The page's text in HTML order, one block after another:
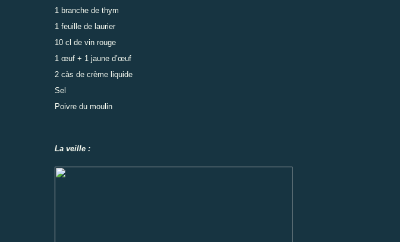
1 branche de thym
1 feuille de laurier
10 cl de vin rouge
1 œuf + 1 jaune d’œuf
2 càs de crème liquide
Sel
Poivre du moulin
La veille :